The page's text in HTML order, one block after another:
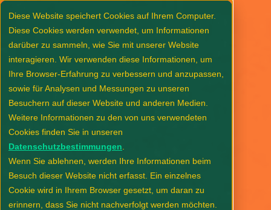
Diese Website speichert Cookies auf Ihrem Computer.
Diese Cookies werden verwendet, um Informationen
darüber zu sammeln, wie Sie mit unserer Website
interagieren. Wir verwenden diese Informationen, um
Ihre Browser-Erfahrung zu verbessern und anzupassen,
sowie für Analysen und Messungen zu unseren
Besuchern auf dieser Website und anderen Medien.
Weitere Informationen zu den von uns verwendeten
Cookies finden Sie in unseren
Datenschutzbestimmungen
Wenn Sie ablehnen, werden Ihre Informationen beim
Besuch dieser Website nicht erfasst. Ein einzelnes
Cookie wird in Ihrem Browser gesetzt, um daran zu
erinnern, dass Sie nicht nachverfolgt werden möchten.